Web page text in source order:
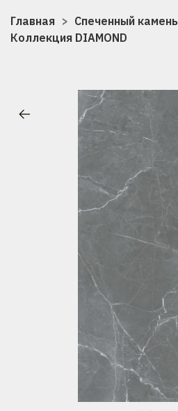
Главная
Спеченный камень
Коллекция DIAMOND